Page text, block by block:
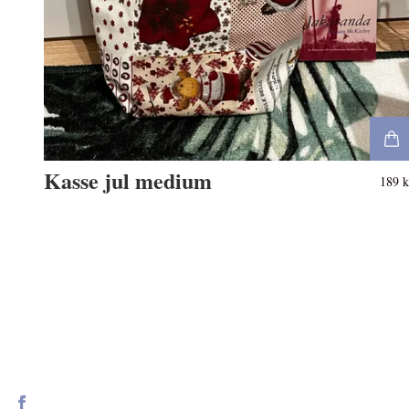
Kasse jul medium 189